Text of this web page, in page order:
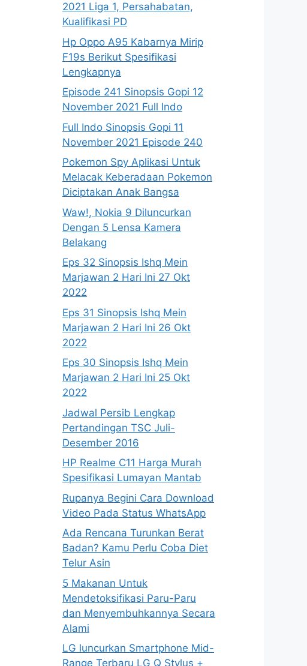
2021 Liga 1, Persahabatan,
Kualifikasi PD
Hp Oppo A95 Kabarnya Mirip
F19s Berikut Spesifikasi
Lengkapnya
Episode 241 Sinopsis Gopi 12
November 2021 Full Indo
Full Indo Sinopsis Gopi 11
November 2021 Episode 240
Pokemon Spy Aplikasi Untuk
Melacak Keberadaan Pokemon
Diciptakan Anak Bangsa
Waw!, Nokia 9 Diluncurkan
Dengan 5 Lensa Kamera
Belakang
Eps 32 Sinopsis Ishq Mein
Marjawan 2 Hari Ini 27 Okt
2022
Eps 31 Sinopsis Ishq Mein
Marjawan 2 Hari Ini 26 Okt
2022
Eps 30 Sinopsis Ishq Mein
Marjawan 2 Hari Ini 25 Okt
2022
Jadwal Persib Lengkap
Pertandingan TSC Juli-
Desember 2016
HP Realme C11 Harga Murah
Spesifikasi Lumayan Mantab
Rupanya Begini Cara Download
Video Pada Status WhatsApp
Ada Rencana Turunkan Berat
Badan? Kamu Perlu Coba Diet
Telur Asin
5 Makanan Untuk
Mendetoksifikasi Paru-Paru
dan Menyembuhkannya Secara
Alami
LG luncurkan Smartphone Mid-
Range Terbaru LG Q Stylus +